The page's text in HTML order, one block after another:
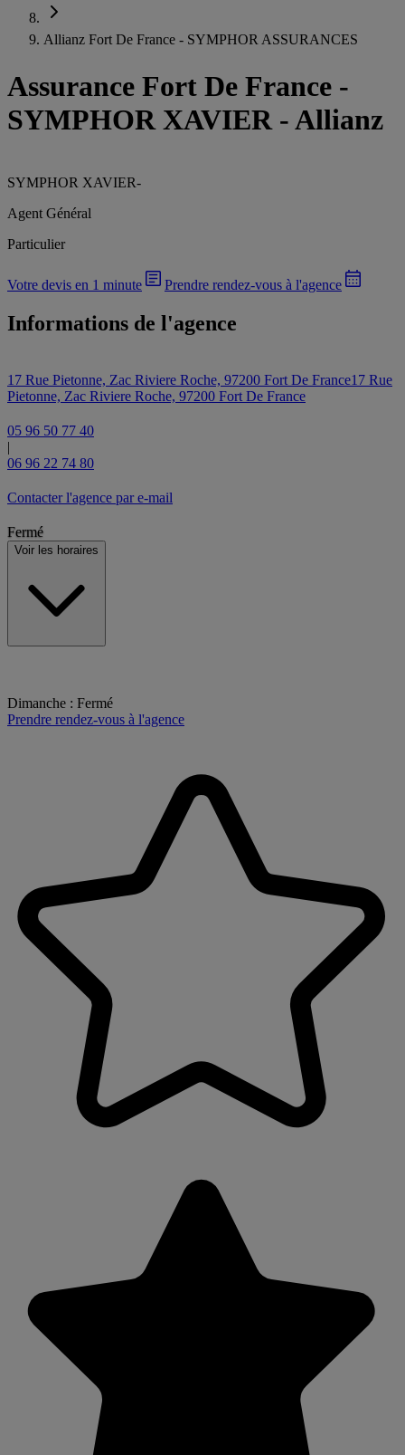
Allianz Fort De France - SYMPHOR ASSURANCES
Assurance Fort De France -
SYMPHOR XAVIER - Allianz
SYMPHOR XAVIER-
Agent Général
Particulier
Votre devis en 1 minute Prendre rendez-vous à l'agence
Informations de l'agence
17 Rue Pietonne, Zac Riviere Roche, 97200 Fort De France17 Rue
Pietonne, Zac Riviere Roche, 97200 Fort De France
05 96 50 77 40
|
06 96 22 74 80
Contacter l'agence par e-mail
Fermé
Voir les horaires
Dimanche : Fermé
Prendre rendez-vous à l'agence